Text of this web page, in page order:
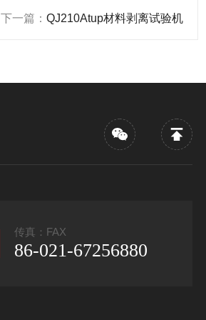
下一篇： QJ210Atup材料剥离试验机
传真：FAX
86-021-67256880